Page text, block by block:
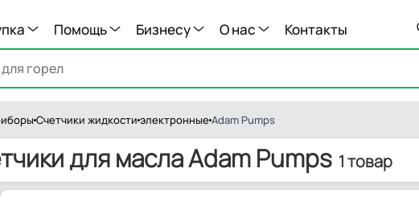
Помощь Бизнесу О нас Контакты
Счетчики жидкости электронные Adam Pumps
для масла Adam Pumps 1 товар